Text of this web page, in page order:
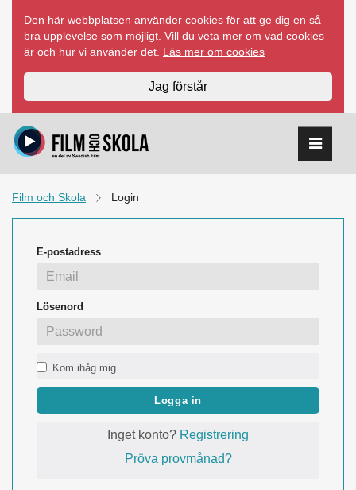
innehåll
Den här webbplatsen använder cookies för att ge dig en så
bra upplevelse som möjligt. Vill du veta mer om vad cookies
är och hur vi använder det. Läs mer om cookies
Jag förstår
Film och Skola Login
E-postadress
Lösenord
Kom ihåg mig
Logga in
Inget konto? Registrering
Pröva provmånad?